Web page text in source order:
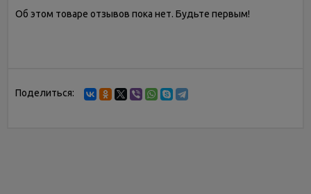
Об этом товаре отзывов пока нет. Будьте первым!
Поделиться: